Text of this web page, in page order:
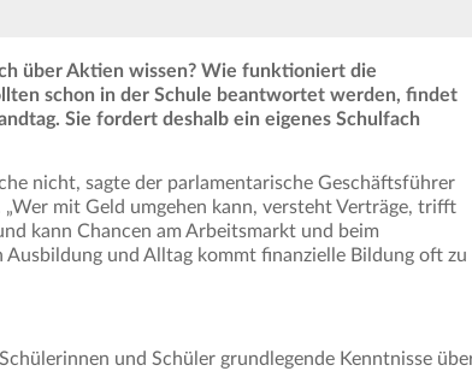
über Aktien wissen? Wie funktioniert die
schon in der Schule beantwortet werden, findet
Sie fordert deshalb ein eigenes Schulfach
nicht, sagte der parlamentarische Geschäftsführer
mit Geld umgehen kann, versteht Verträge, trifft
kann Chancen am Arbeitsmarkt und beim
und Alltag kommt finanzielle Bildung oft zu
und Schüler grundlegende Kenntnisse